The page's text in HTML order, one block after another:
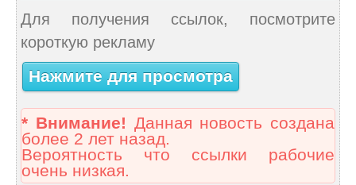
Для получения ссылок, посмотрите
короткую рекламу
Нажмите для просмотра
* Внимание! Данная новость создана
более 2 лет назад.
Вероятность что ссылки рабочие
очень низкая.